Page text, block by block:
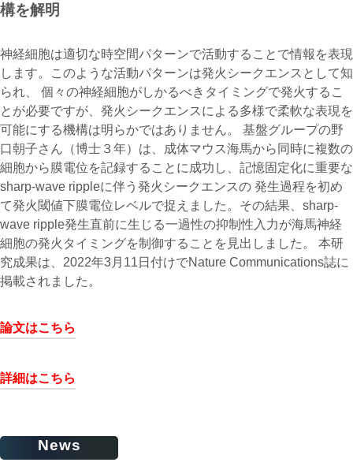
構を解明
神経細胞は適切な時空間パターンで活動することで情報を表現
します。このような活動パターンは発火シークエンスとして知
られ、 個々の神経細胞がしかるべきタイミングで発火するこ
とが必要ですが、発火シークエンスによる多様で柔軟な表現を
可能にする機構は明らかではありません。 基盤グループの野
口朝子さん（博士３年）は、成体マウス海馬から同時に複数の
細胞から膜電位を記録することに成功し、記憶固定化に重要な
sharp-wave rippleに伴う発火シークエンスの 発生過程を初め
て発火閾値下膜電位レベルで捉えました。その結果、sharp-
wave ripple発生直前に生じる一過性の抑制性入力が海馬神経
細胞の発火タイミングを制御することを見出しました。 本研
究成果は、2022年3月11日付けでNature Communications誌に
掲載されました。
論文はこちら
詳細はこちら
News